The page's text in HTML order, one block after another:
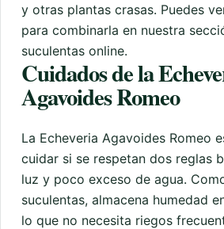
y otras plantas crasas. Puedes
para combinarla en nuestra
suculentas online.
Cuidados de la
Agavoides Romeo
La Echeveria Agavoides Romeo
cuidar si se respetan dos reglas
luz y poco exceso de agua.
suculentas, almacena humedad
lo que no necesita riegos